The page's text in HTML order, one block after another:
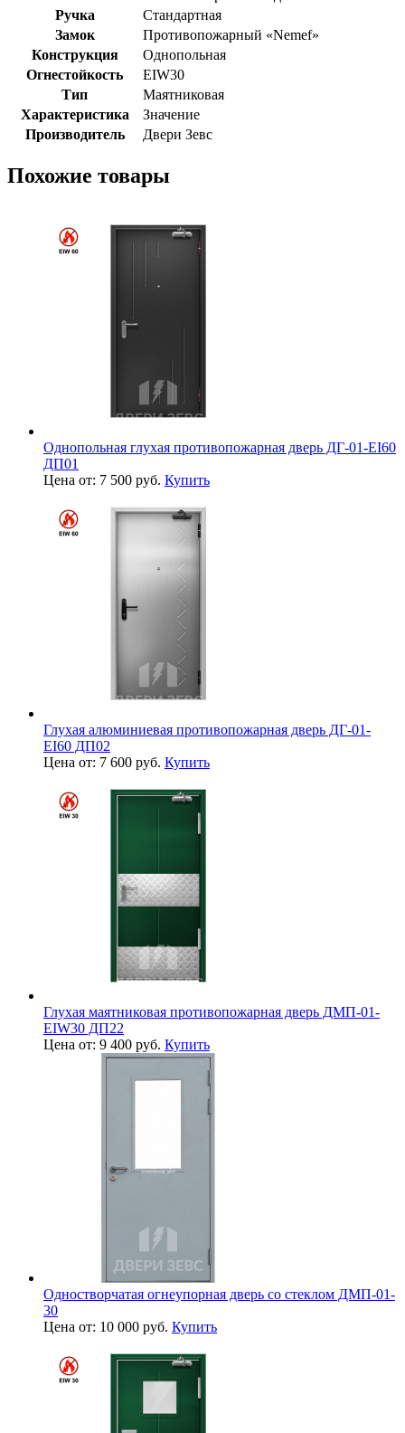
Ручка
Стандартная
Замок
Противопожарный «Nemef»
Конструкция
Однопольная
Огнестойкость
EIW30
Тип
Маятниковая
Характеристика
Значение
Производитель
Двери Зевс
Похожие товары
Однопольная глухая противопожарная дверь ДГ-01-EI60
ДП01
Цена от: 7 500 руб. Купить
Глухая алюминиевая противопожарная дверь ДГ-01-
EI60 ДП02
Цена от: 7 600 руб. Купить
Глухая маятниковая противопожарная дверь ДМП-01-
EIW30 ДП22
Цена от: 9 400 руб. Купить
Одностворчатая огнеупорная дверь со стеклом ДМП-01-
30
Цена от: 10 000 руб. Купить